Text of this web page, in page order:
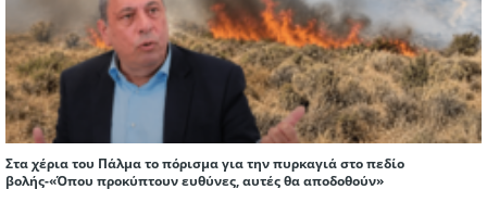
Στα χέρια του Πάλμα το πόρισμα για την πυρκαγιά στο πεδίο
βολής-«Όπου προκύπτουν ευθύνες, αυτές θα αποδοθούν»